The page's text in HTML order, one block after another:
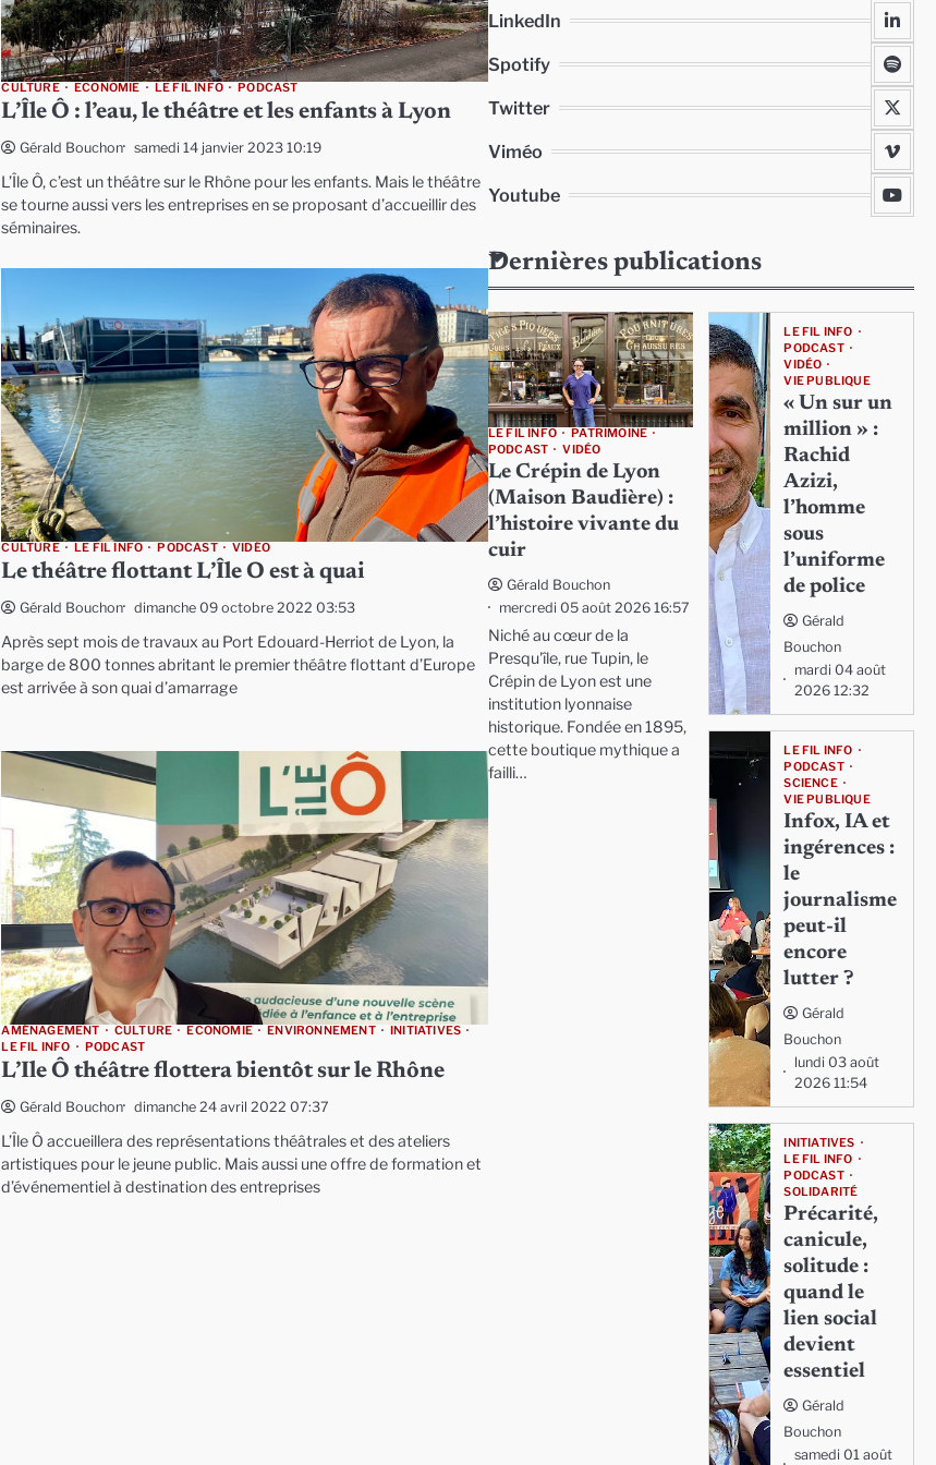
CULTURE ECONOMIE LE FIL INFO PODCAST
L’Île Ô : l’eau, le théâtre et les enfants à Lyon
Gérald Bouchon samedi 14 janvier 2023 10:19
L’Île Ô, c’est un théâtre sur le Rhône pour les enfants. Mais le théâtre
se tourne aussi vers les entreprises en se proposant d’accueillir des
séminaires.
CULTURE LE FIL INFO PODCAST VIDÉO
Le théâtre flottant L’Île O est à quai
Gérald Bouchon dimanche 09 octobre 2022 03:53
Après sept mois de travaux au Port Edouard-Herriot de Lyon, la
barge de 800 tonnes abritant le premier théâtre flottant d’Europe
est arrivée à son quai d’amarrage
AMÉNAGEMENT CULTURE ECONOMIE ENVIRONNEMENT
INITIATIVES
LE FIL INFO
PODCAST
L’Ile Ô théâtre flottera bientôt sur le Rhône
Gérald Bouchon dimanche 24 avril 2022 07:37
L’Île Ô accueillera des représentations théâtrales et des ateliers
artistiques pour le jeune public. Mais aussi une offre de formation et
d’événementiel à destination des entreprises
LinkedIn
Spotify
Twitter
Viméo
Youtube
Dernières publications
LE FIL INFO
PATRIMOINE
PODCAST
VIDÉO
Le Crépin de Lyon
(Maison Baudière) :
l’histoire vivante du
cuir
Gérald Bouchon
mercredi 05 août 2026 16:57
Niché au cœur de la
Presqu'île, rue Tupin, le
Crépin de Lyon est une
institution lyonnaise
historique. Fondée en 1895,
cette boutique mythique a
failli…
LE FIL INFO
PODCAST
VIDÉO
VIE PUBLIQUE
« Un sur un
million » :
Rachid
Azizi,
l’homme
sous
l’uniforme
de police
Gérald
Bouchon
mardi 04 août
2026 12:32
LE FIL INFO
PODCAST
SCIENCE
VIE PUBLIQUE
Infox, IA et
ingérences :
le
journalisme
peut-il
encore
lutter ?
Gérald
Bouchon
lundi 03 août
2026 11:54
INITIATIVES
LE FIL INFO
PODCAST
SOLIDARITÉ
Précarité,
canicule,
solitude :
quand le
lien social
devient
essentiel
Gérald
Bouchon
samedi 01 août